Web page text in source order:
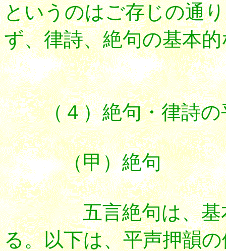
というのはご存じの通
ず、律詩、絶句の基本
（４）絶句・律詩の
（甲）絶句
五言絶句は、基本
る。以下は、平声押韻